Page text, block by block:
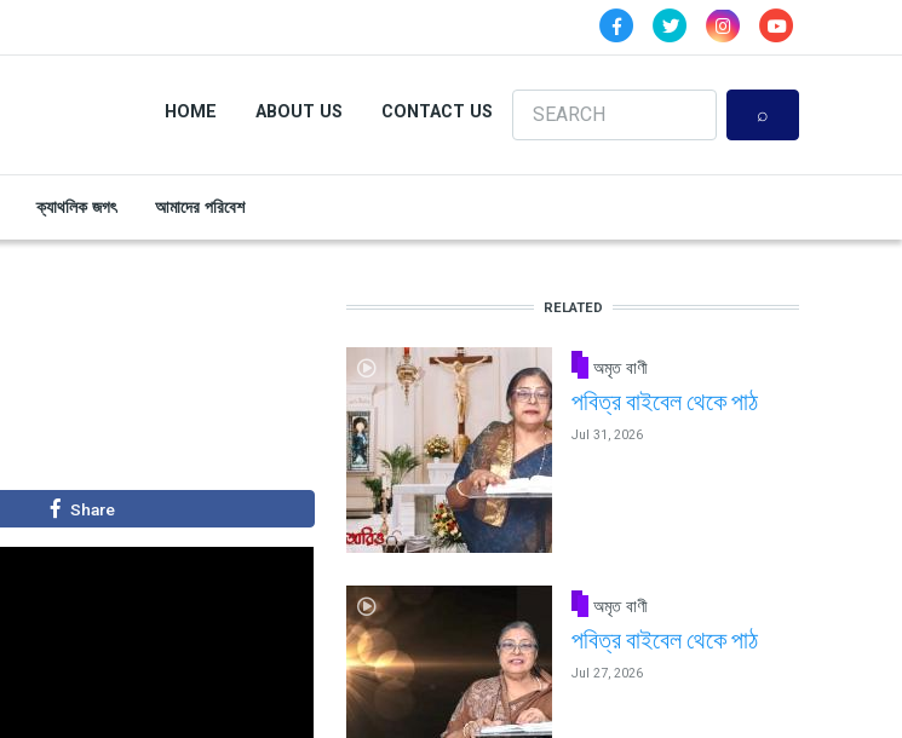
HOME ABOUT US CONTACT US Search
ক্যাথলিক জগৎ আমাদের পরিবেশ
Share
RELATED
অমৃত বাণী
পবিত্র বাইবেল থেকে পাঠ
Jul 31, 2026
অমৃত বাণী
পবিত্র বাইবেল থেকে পাঠ
Jul 27, 2026